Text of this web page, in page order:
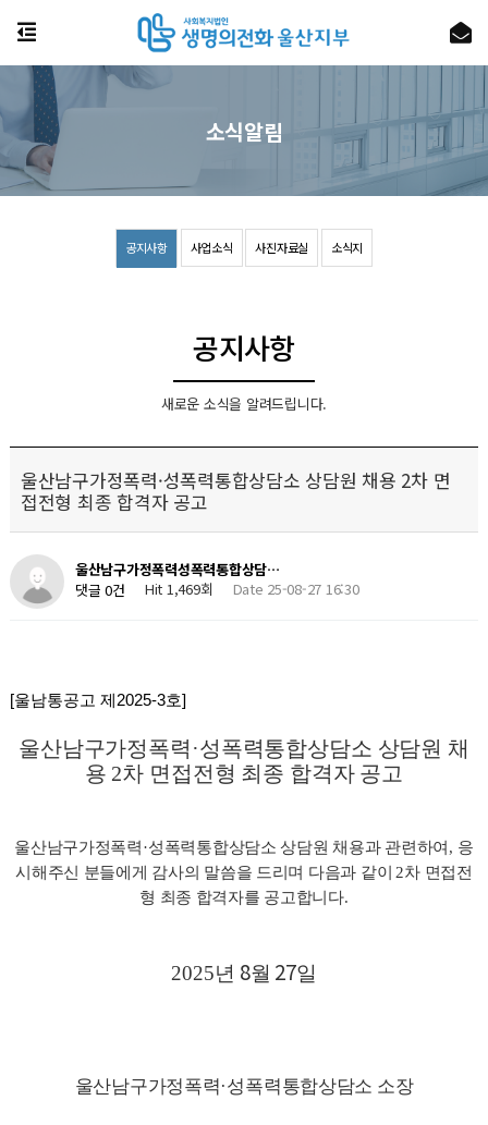
공지사항 사업소식 사진자료실 소식지
소식알림
공지사항
새로운 소식을 알려드립니다.
울산남구가정폭력·성폭력통합상담소 상담원 채용 2차 면
접전형 최종 합격자 공고
울산남구가정폭력성폭력통합상담…
댓글 0건
Hit 1,469회 Date 25-08-27 16:30
[울남통공고 제 2025-3호]
울산남구가정폭력 ·성폭력통합상담소 상담원 채
용 2차 면접전형 최종 합격자 공고
울산남구가정폭력·성폭력통합상담소 상담원 채용과 관련하여 , 응
시해주신 분들에게 감사의 말씀을 드리며 다음과 같이 2차 면접전
형 최종 합격자를 공고합니다.
2025년 8월 27일
울산남구가정폭력·성폭력통합상담소 소장